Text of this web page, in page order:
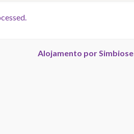
Alojamento por Simbiose